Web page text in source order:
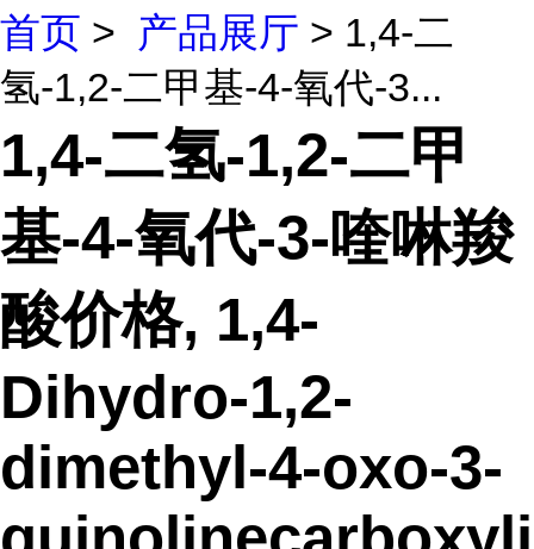
首页 > 产品展厅 > 1,4-二
氢-1,2-二甲基-4-氧代-3...
1,4-二氢-1,2-二甲
基-4-氧代-3-喹啉羧
酸价格, 1,4-
Dihydro-1,2-
dimethyl-4-oxo-3-